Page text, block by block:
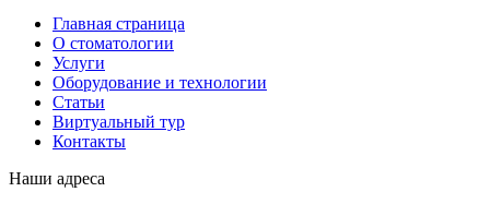
Главная страница
О стоматологии
Услуги
Оборудование и технологии
Статьи
Виртуальный тур
Контакты
Наши адреса